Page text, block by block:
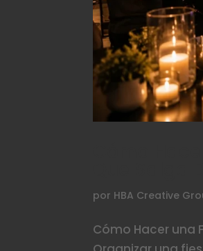
por HBA Creative
Cómo Hacer una